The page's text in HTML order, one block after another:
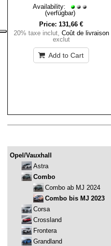
Availability:
(verfügbar)
Price: 131,66 €
20% taxe inclut, Coût de livraison
exclut
Add to Cart
Opel/Vauxhall
Astra
Combo
Combo ab MJ 2024
Combo bis MJ 2023
Corsa
Crossland
Frontera
Grandland